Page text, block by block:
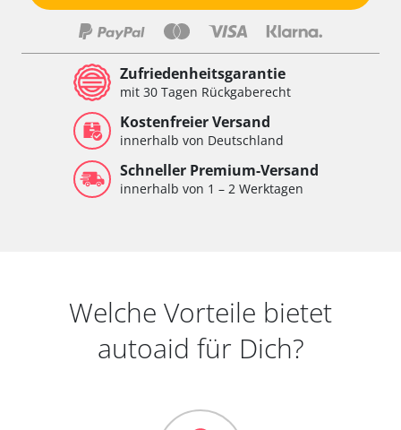
Zufriedenheitsgarantie
mit 30 Tagen Rückgaberecht
Kostenfreier Versand
innerhalb von Deutschland
Schneller Premium-Versand
innerhalb von 1 – 2 Werktagen
Welche Vorteile bietet
autoaid für Dich?